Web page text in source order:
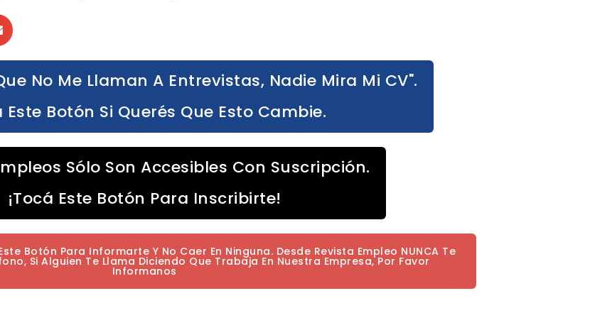
No Me Llaman A Entrevistas, Nadie Mira Mi CV".
Este Botón Si Querés Que Esto Cambie.
Sólo Son Accesibles Con Suscripción.
¡Tocá Este Botón Para Inscribirte!
Botón Para Informarte Y No Caer En Ninguna. Desde Revista Empleo NUNCA Te
Si Alguien Te Llama Diciendo Que Trabaja En Nuestra Empresa, Por Favor
Informanos